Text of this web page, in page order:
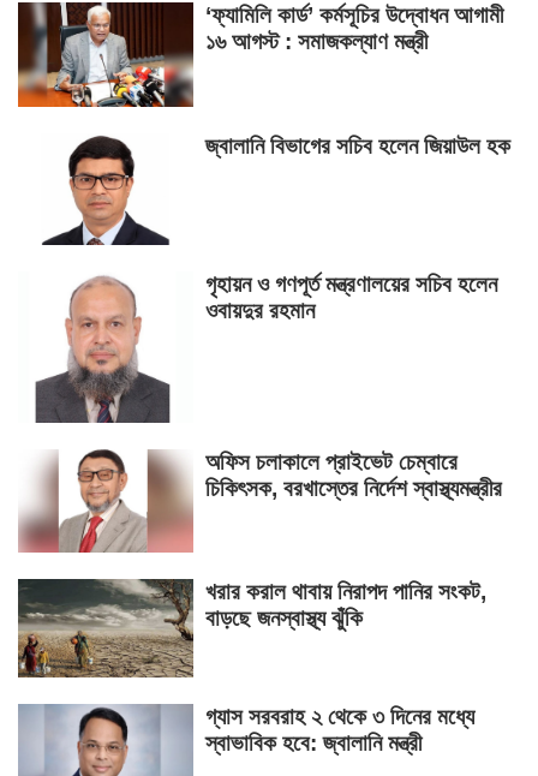
‘ফ্যামিলি কার্ড’ কর্মসূচির উদ্বোধন আগামী
১৬ আগস্ট : সমাজকল্যাণ মন্ত্রী
জ্বালানি বিভাগের সচিব হলেন জিয়াউল হক
গৃহায়ন ও গণপূর্ত মন্ত্রণালয়ের সচিব হলেন
ওবায়দুর রহমান
অফিস চলাকালে প্রাইভেট চেম্বারে
চিকিৎসক, বরখাস্তের নির্দেশ স্বাস্থ্যমন্ত্রীর
খরার করাল থাবায় নিরাপদ পানির সংকট,
বাড়ছে জনস্বাস্থ্য ঝুঁকি
গ্যাস সরবরাহ ২ থেকে ৩ দিনের মধ্যে
স্বাভাবিক হবে: জ্বালানি মন্ত্রী